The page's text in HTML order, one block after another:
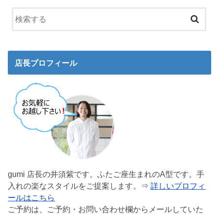
店長プロフィール
gumi 店長の井須紫です。ふたご座生まれのA型です。手
入れの楽なスタイルをご提案します。⇒詳しいプロフィ
ールはこちら
ご予約は、ご予約・お問い合わせ欄からメールしていた